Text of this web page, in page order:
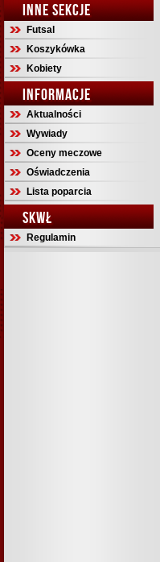
INNE SEKCJE
Futsal
Koszykówka
Kobiety
INFORMACJE
Aktualności
Wywiady
Oceny meczowe
Oświadczenia
Lista poparcia
SKWŁ
Regulamin